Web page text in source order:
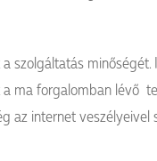
szolgáltatás
ma forgalomban lévő
az internet veszélyeivel